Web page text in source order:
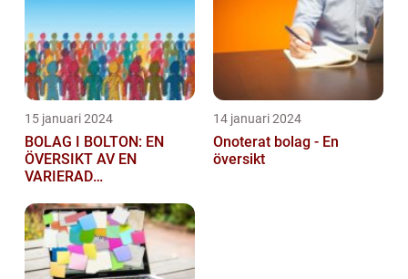
15 januari 2024
BOLAG I BOLTON: EN
ÖVERSIKT AV EN
VARIERAD
14 januari 2024
Onoterat bolag - En
översikt